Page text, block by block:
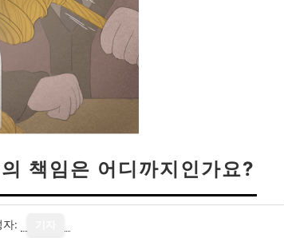
책임은 어디까지인가요?
자: